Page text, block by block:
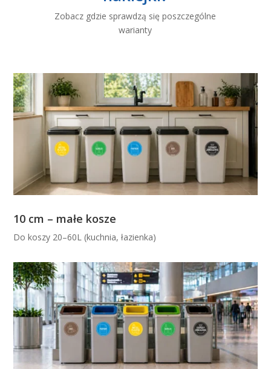
Zobacz gdzie sprawdzą się poszczególne
warianty
10 cm – małe kosze
Do koszy 20–60L (kuchnia, łazienka)